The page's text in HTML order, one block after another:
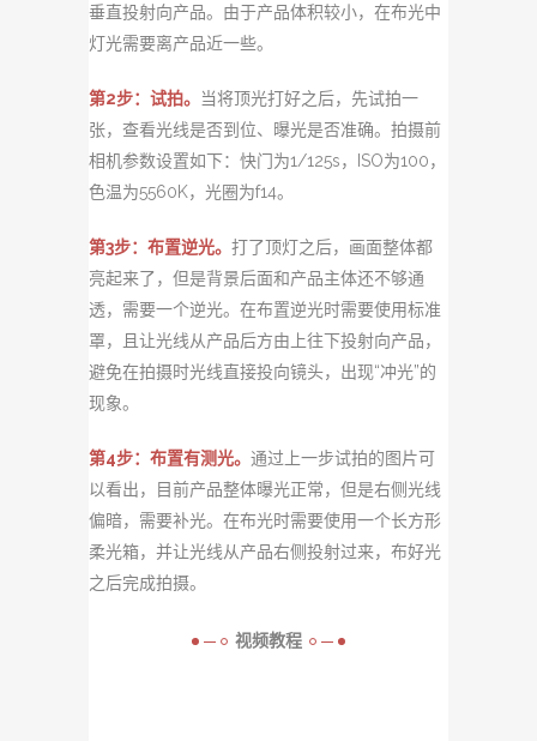
垂直投射向产品。由于产品体积较小，在布光中
灯光需要离产品近一些。
第2步：试拍。
当将顶光打好之后，先试拍一
张，查看光线是否到位、曝光是否准确。拍摄前
相机参数设置如下：快门为1/125s，ISO为100，
色温为5560K，光圈为f14。
第3步： 布置逆光。 打了顶灯之后，画面整体都
亮起来了，但是背景后面和产品主体还不够通
透，需要一个逆光。在布置逆光时需要使用标准
罩，且让光线从产品后方由上往下投射向产品，
避免在拍摄时光线直接投向镜头，出现“冲光”的
现象。
第4步：布置有测光。 通过上一步试拍的图片可
以看出，目前产品整体曝光正常，但是右侧光线
偏暗，需要补光。在布光时需要使用一个长方形
柔光箱，并让光线从产品右侧投射过来，布好光
之后完成拍摄。
视频教程